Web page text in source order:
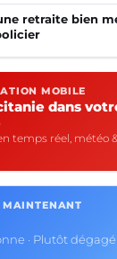
retraite bien
MOBILE
dans
temps réel, météo
MAINTENANT
· Plutôt dégagé